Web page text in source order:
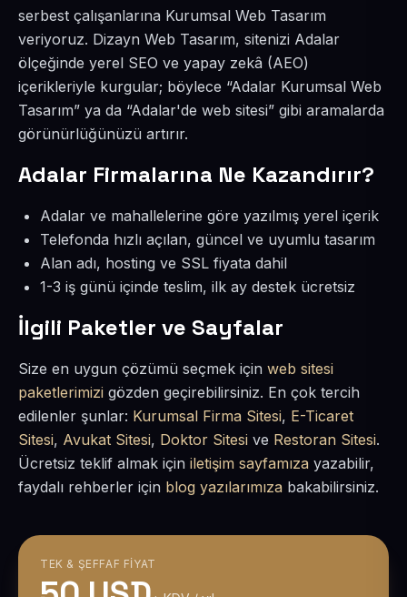
serbest çalışanlarına Kurumsal Web Tasarım
veriyoruz. Dizayn Web Tasarım, sitenizi Adalar
ölçeğinde yerel SEO ve yapay zekâ (AEO)
içerikleriyle kurgular; böylece “Adalar Kurumsal Web
Tasarım” ya da “Adalar'de web sitesi” gibi aramalarda
görünürlüğünüzü artırır.
Adalar Firmalarına Ne Kazandırır?
Adalar ve mahallelerine göre yazılmış yerel içerik
Telefonda hızlı açılan, güncel ve uyumlu tasarım
Alan adı, hosting ve SSL fiyata dahil
1-3 iş günü içinde teslim, ilk ay destek ücretsiz
İlgili Paketler ve Sayfalar
Size en uygun çözümü seçmek için web sitesi
paketlerimizi gözden geçirebilirsiniz. En çok tercih
edilenler şunlar: Kurumsal Firma Sitesi, E-Ticaret
Sitesi, Avukat Sitesi, Doktor Sitesi ve Restoran Sitesi.
Ücretsiz teklif almak için iletişim sayfamıza yazabilir,
faydalı rehberler için blog yazılarımıza bakabilirsiniz.
TEK & ŞEFFAF FIYAT